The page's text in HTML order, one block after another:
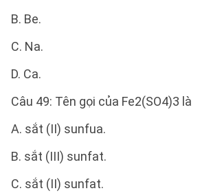
B. Be.
C. Na.
D. Ca.
Câu 49: Tên gọi của Fe2(SO4)3 là
A. sắt (II) sunfua.
B. sắt (III) sunfat.
C. sắt (II) sunfat.